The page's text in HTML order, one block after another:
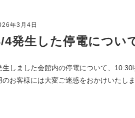
年3月4日
4発生した停電につい
生しました会館内の停電について、10:30
のお客様には大変ご迷惑をおかけいたしま